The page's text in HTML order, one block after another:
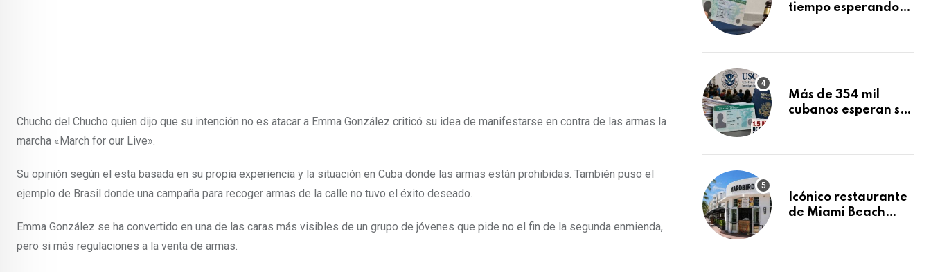
Chucho del Chucho quien dijo que su intención no es atacar a Emma González criticó su idea de manifestarse en contra de las armas la
marcha «March for our Live».
Su opinión según el esta basada en su propia experiencia y la situación en Cuba donde las armas están prohibidas. También puso el
ejemplo de Brasil donde una campaña para recoger armas de la calle no tuvo el éxito deseado.
Emma González se ha convertido en una de las caras más visibles de un grupo de jóvenes que pide no el fin de la segunda enmienda,
pero si más regulaciones a la venta de armas.
tiempo esperando
tras Writ of
Más de 354 mil
cubanos esperan su
acumula 1.5 millones
Icónico restaurante
de Miami Beach
después de 15 años